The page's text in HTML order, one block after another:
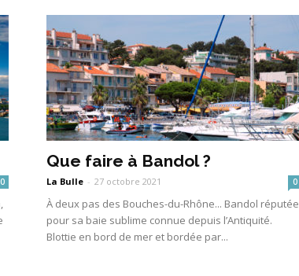
0
Que faire à Bandol ?
La Bulle - 27 octobre 2021 0
À deux pas des Bouches-du-Rhône... Bandol réputée
pour sa baie sublime connue depuis l’Antiquité.
Blottie en bord de mer et bordée par...